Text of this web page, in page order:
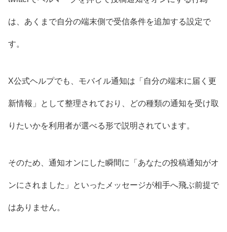
は、あくまで自分の端末側で受信条件を追加する設定で
す。
X公式ヘルプでも、モバイル通知は「自分の端末に届く更
新情報」として整理されており、どの種類の通知を受け取
りたいかを利用者が選べる形で説明されています。
そのため、通知オンにした瞬間に「あなたの投稿通知がオ
ンにされました」といったメッセージが相手へ飛ぶ前提で
はありません。